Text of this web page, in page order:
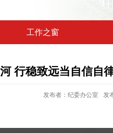
工作之窗
行稳致远当自信
发布者：纪委办公室 发